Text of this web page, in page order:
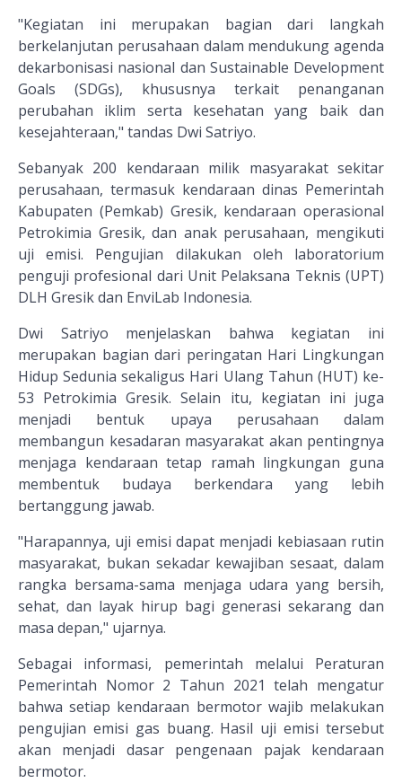
"Kegiatan ini merupakan bagian dari langkah
berkelanjutan perusahaan dalam mendukung agenda
dekarbonisasi nasional dan Sustainable Development
Goals (SDGs), khususnya terkait penanganan
perubahan iklim serta kesehatan yang baik dan
kesejahteraan," tandas Dwi Satriyo.
Sebanyak 200 kendaraan milik masyarakat sekitar
perusahaan, termasuk kendaraan dinas Pemerintah
Kabupaten (Pemkab) Gresik, kendaraan operasional
Petrokimia Gresik, dan anak perusahaan, mengikuti
uji emisi. Pengujian dilakukan oleh laboratorium
penguji profesional dari Unit Pelaksana Teknis (UPT)
DLH Gresik dan EnviLab Indonesia.
Dwi Satriyo menjelaskan bahwa kegiatan ini
merupakan bagian dari peringatan Hari Lingkungan
Hidup Sedunia sekaligus Hari Ulang Tahun (HUT) ke-
53 Petrokimia Gresik. Selain itu, kegiatan ini juga
menjadi bentuk upaya perusahaan dalam
membangun kesadaran masyarakat akan pentingnya
menjaga kendaraan tetap ramah lingkungan guna
membentuk budaya berkendara yang lebih
bertanggung jawab.
"Harapannya, uji emisi dapat menjadi kebiasaan rutin
masyarakat, bukan sekadar kewajiban sesaat, dalam
rangka bersama-sama menjaga udara yang bersih,
sehat, dan layak hirup bagi generasi sekarang dan
masa depan," ujarnya.
Sebagai informasi, pemerintah melalui Peraturan
Pemerintah Nomor 2 Tahun 2021 telah mengatur
bahwa setiap kendaraan bermotor wajib melakukan
pengujian emisi gas buang. Hasil uji emisi tersebut
akan menjadi dasar pengenaan pajak kendaraan
bermotor.